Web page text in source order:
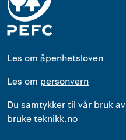
Les om åpenhetsloven
Les om personvern
Du samtykker til vår bruk av
bruke teknikk.no